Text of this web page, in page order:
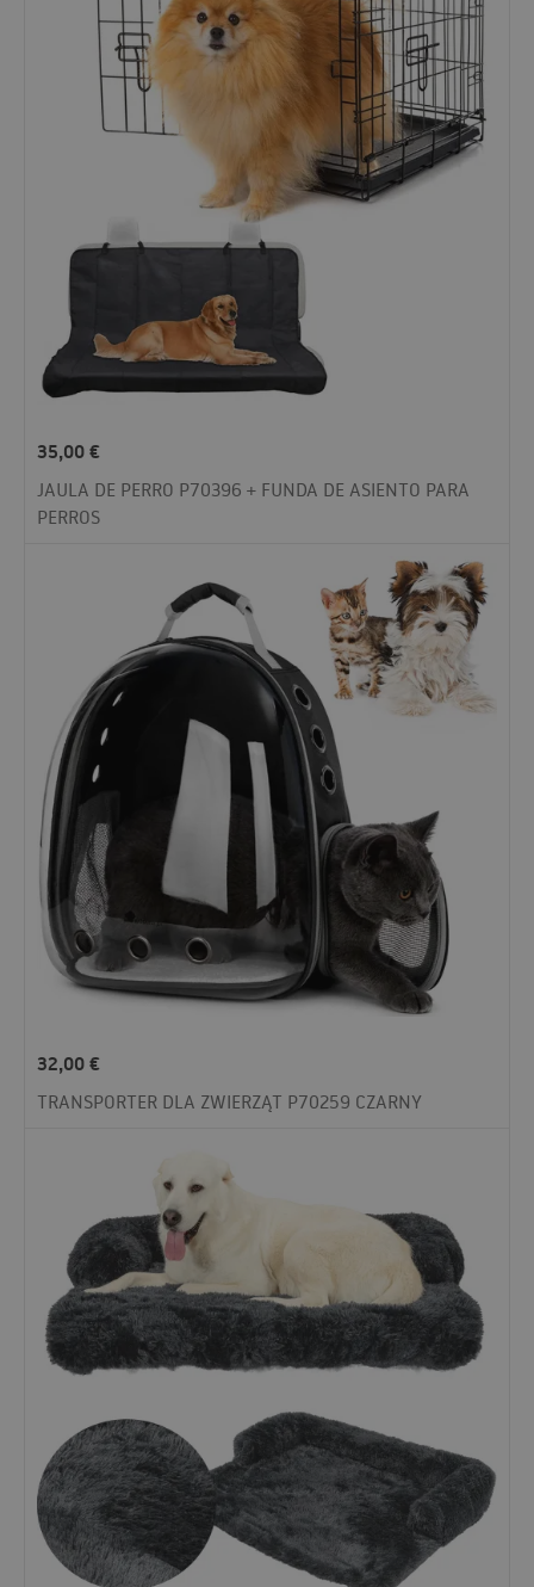
35,00€
JAULA DE PERRO P70396 + FUNDA DE ASIENTO PARA
PERROS
32,00€
TRANSPORTER DLA ZWIERZĄT P70259 CZARNY